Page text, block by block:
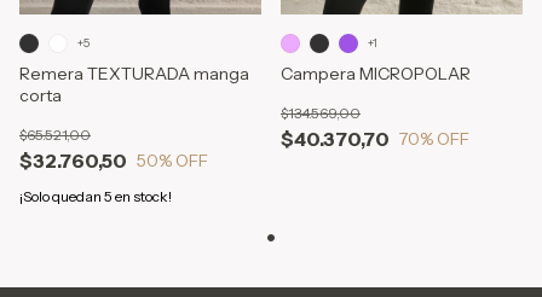
Remera TEXTURADA manga
corta
$32.760,50
$65.521,00
50% OFF
¡Solo quedan 5 en stock!
+5
Campera MICROPOLAR
$40.370,70
$134.569,00
70% OFF
+1